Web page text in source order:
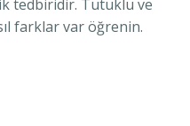
tedbiridir. Tutuklu ve
farklar var öğrenin.